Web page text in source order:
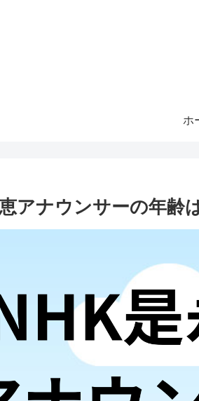
ホ
アナウンサーの年齢